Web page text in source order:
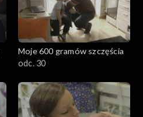
Moje 600 gramów szczęścia
odc. 30